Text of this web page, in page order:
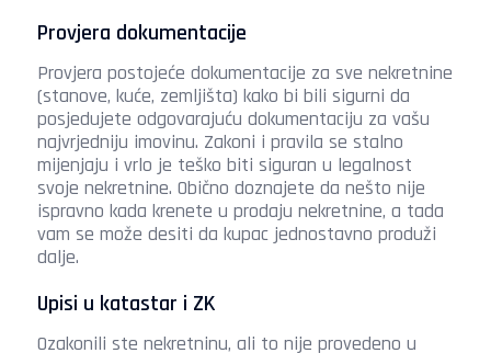
Provjera dokumentacije
Provjera postojeće dokumentacije za sve nekretnine
(stanove, kuće, zemljišta) kako bi bili sigurni da
posjedujete odgovarajuću dokumentaciju za vašu
najvrjedniju imovinu. Zakoni i pravila se stalno
mijenjaju i vrlo je teško biti siguran u legalnost
svoje nekretnine. Obično doznajete da nešto nije
ispravno kada krenete u prodaju nekretnine, a tada
vam se može desiti da kupac jednostavno produži
dalje.
Upisi u katastar i ZK
Ozakonili ste nekretninu, ali to nije provedeno u